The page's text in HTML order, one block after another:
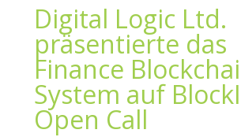
Digital Logic Ltd.
präsentierte das
Finance
System auf
Open Call